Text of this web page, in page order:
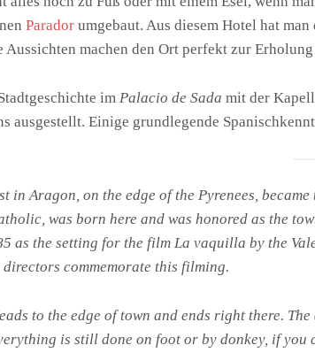
Parador umgebaut. Aus diesem Hotel hat
Aussichten machen den Ort perfekt zur
im Palacio de Sada mit der
ausgestellt. Einige grundlegende
in Aragon, on the edge of the Pyrenees,
was born here and was honored as the
as the setting for the film La vaquilla by the
directors commemorate this filming.
to the edge of town and ends right there.
is still done on foot or by donkey, if